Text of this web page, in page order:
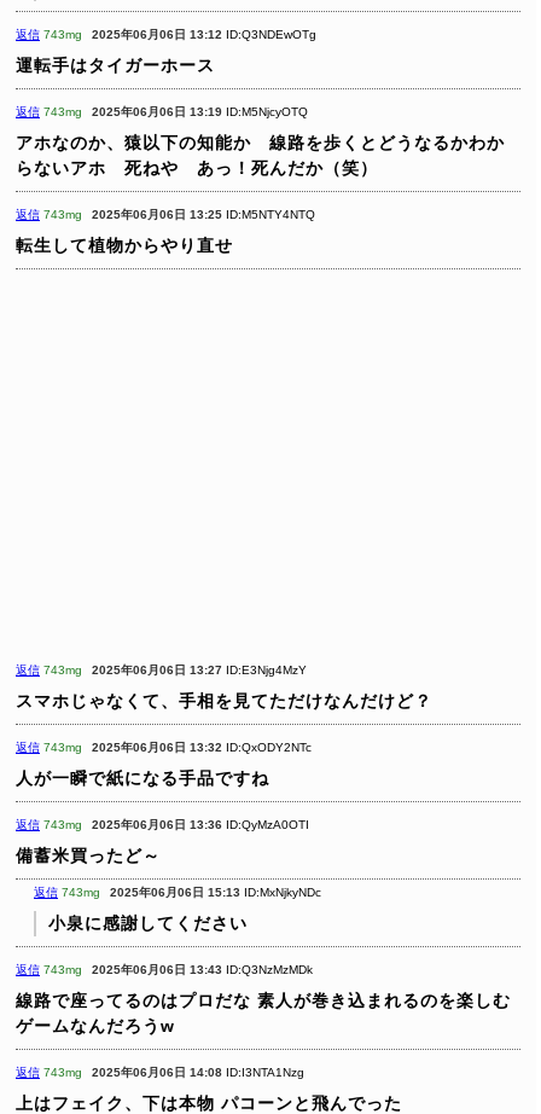
返信 743mg 2025年06月06日 13:12 ID:Q3NDEwOTg
運転手はタイガーホース
返信 743mg 2025年06月06日 13:19 ID:M5NjcyOTQ
アホなのか、猿以下の知能か 線路を歩くとどうなるかわか
らないアホ 死ねや あっ！死んだか（笑）
返信 743mg 2025年06月06日 13:25 ID:M5NTY4NTQ
転生して植物からやり直せ
返信 743mg 2025年06月06日 13:27 ID:E3Njg4MzY
スマホじゃなくて、手相を見てただけなんだけど？
返信 743mg 2025年06月06日 13:32 ID:QxODY2NTc
人が一瞬で紙になる手品ですね
返信 743mg 2025年06月06日 13:36 ID:QyMzA0OTI
備蓄米買ったど～
返信 743mg 2025年06月06日 15:13 ID:MxNjkyNDc
小泉に感謝してください
返信 743mg 2025年06月06日 13:43 ID:Q3NzMzMDk
線路で座ってるのはプロだな 素人が巻き込まれるのを楽しむ
ゲームなんだろうw
返信 743mg 2025年06月06日 14:08 ID:I3NTA1Nzg
上はフェイク、下は本物 パコーンと飛んでった